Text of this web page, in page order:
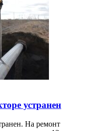
устранен
На ремонт